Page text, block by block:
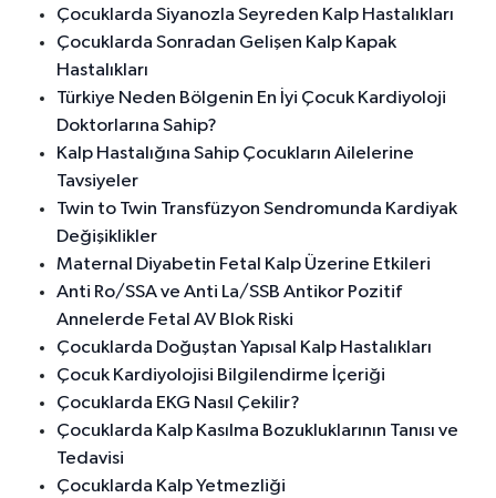
Çocuklarda Siyanozla Seyreden Kalp Hastalıkları
Çocuklarda Sonradan Gelişen Kalp Kapak
Hastalıkları
Türkiye Neden Bölgenin En İyi Çocuk Kardiyoloji
Doktorlarına Sahip?
Kalp Hastalığına Sahip Çocukların Ailelerine
Tavsiyeler
Twin to Twin Transfüzyon Sendromunda Kardiyak
Değişiklikler
Maternal Diyabetin Fetal Kalp Üzerine Etkileri
Anti Ro/SSA ve Anti La/SSB Antikor Pozitif
Annelerde Fetal AV Blok Riski
Çocuklarda Doğuştan Yapısal Kalp Hastalıkları
Çocuk Kardiyolojisi Bilgilendirme İçeriği
Çocuklarda EKG Nasıl Çekilir?
Çocuklarda Kalp Kasılma Bozukluklarının Tanısı ve
Tedavisi
Çocuklarda Kalp Yetmezliği